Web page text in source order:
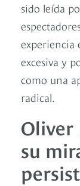
sido leída
experiencia
excesiva y
como una
radical.
Oliver
su